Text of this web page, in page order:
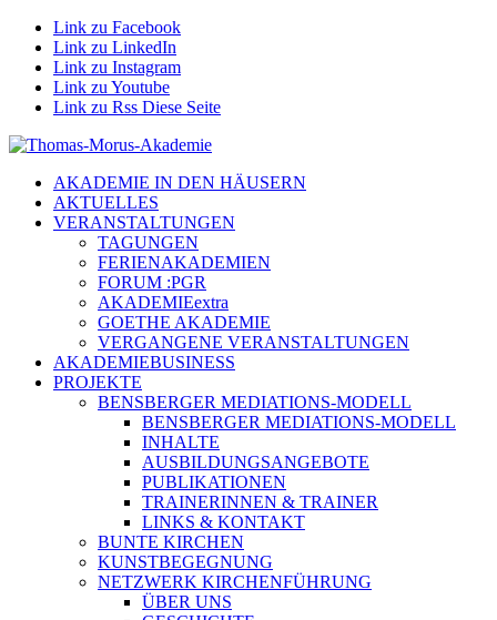
Link zu Facebook
Link zu LinkedIn
Link zu Instagram
Link zu Youtube
Link zu Rss Diese Seite
AKADEMIE IN DEN HÄUSERN
AKTUELLES
VERANSTALTUNGEN
TAGUNGEN
FERIENAKADEMIEN
FORUM :PGR
AKADEMIEextra
GOETHE AKADEMIE
VERGANGENE VERANSTALTUNGEN
AKADEMIEBUSINESS
PROJEKTE
BENSBERGER MEDIATIONS-MODELL
BENSBERGER MEDIATIONS-MODELL
INHALTE
AUSBILDUNGSANGEBOTE
PUBLIKATIONEN
TRAINERINNEN & TRAINER
LINKS & KONTAKT
BUNTE KIRCHEN
KUNSTBEGEGNUNG
NETZWERK KIRCHENFÜHRUNG
ÜBER UNS